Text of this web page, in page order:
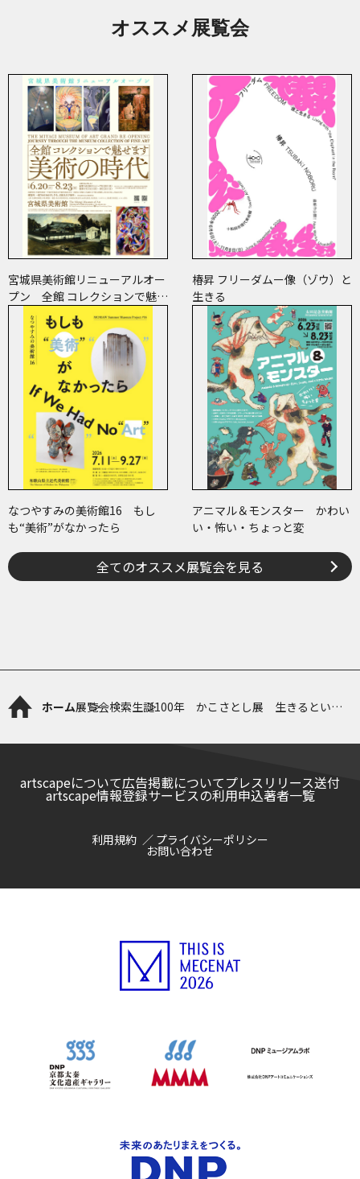
オススメ展覧会
宮城県美術館リニューアルオー
プン 全館 コレクションで魅せ
ます 美術の時代
椿昇 フリーダムー像（ゾウ）と
生きる
なつやすみの美術館16 もし
も“美術”がなかったら
アニマル＆モンスター かわい
い・怖い・ちょっと変
全てのオススメ展覧会を見る
ホーム展覧会検索生誕100年 かこさとし展 生きるという
artscapeについて広告掲載についてプレスリリース送付
artscape情報登録サービスの利用申込著者一覧
利用規約 プライバシーポリシー
お問い合わせ